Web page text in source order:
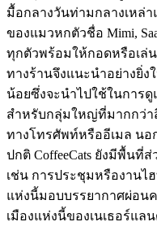
มื้อกลางวันท่ามกลางเหล่
ของแมวหกตัวชื่อ Mimi,
ทุกตัวพร้อมให้กอดหรือเล่
ทางร้านจึงแนะนำอย่างยิ่ง
น้อยซึ่งจะนำไปใช้ในการ
สำหรับกลุ่มใหญ่ที่มากกว่า
ทางโทรศัพท์หรืออีเมล นอ
ปกติ CoffeeCats ยังมีพื้นที่
เช่น การประชุมหรืองาน
แห่งนี้มอบบรรยากาศผ่อน
เมืองแห่งนี้ของเนเธอร์แล